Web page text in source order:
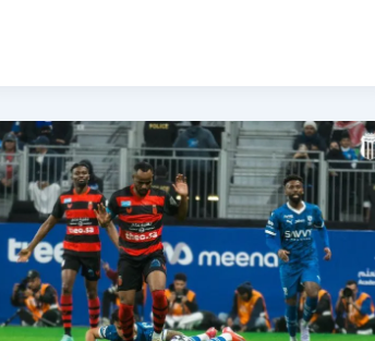
النجاة
بدوري
روشن
السعودي